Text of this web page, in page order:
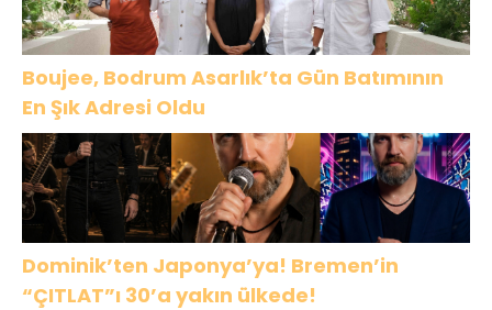
Boujee, Bodrum Asarlık’ta Gün Batımının
En Şık Adresi Oldu
Dominik’ten Japonya’ya! Bremen’in
“ÇITLAT”ı 30’a yakın ülkede!